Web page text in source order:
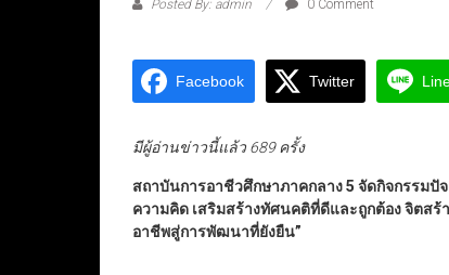
Posted By: admin 0 Comment
Facebook Twitter
มีผู้อ่านข่าวนี้แล้ว 689 ครั้ง
สถาบันการอาชีวศึกษาภาคกลาง 5 จัดกิจกรรม
ความคิด เสริมสร้างทัศนคติที่ดีและถูกต้อง จิตส
อาชีพสู่การพัฒนาที่ยังยืน”